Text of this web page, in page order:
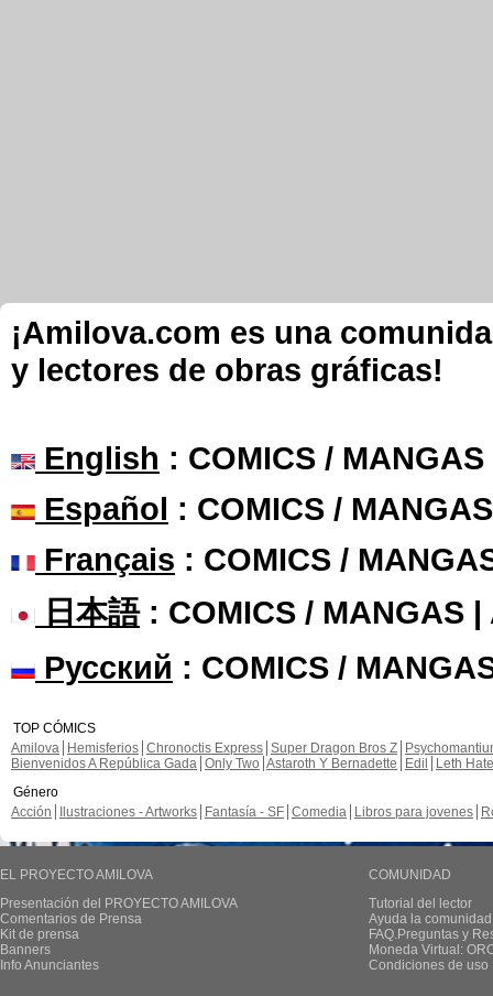
¡Amilova.com es una
y lectores de obras gráficas!
English : COMICS /
Español : COMICS /
Français : COMICS /
日本語: COMICS / MANGAS |
Русский : COMICS /
TOP CÓMICS
Amilova
Hemisferios Chronoctis Express Super Dragon Bros Z
Bienvenidos A República Gada Only Two Astaroth Y Bernadette Edil
Leth Hate
Género
Acción
Ilustraciones - Artworks Fantasía - SF Comedia Libros para jovenes
EL PROYECTO AMILOVA
Presentación del PROYECTO AMILOVA
Comentarios de Prensa
Kit de prensa
Banners
Info Anunciantes
COMUNIDAD
Tutorial del lector
Ayuda la
FAQ.Preguntas y
Moneda Virtual:
Condiciones de uso